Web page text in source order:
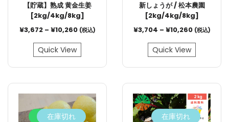
【貯蔵】熟成 黄金生姜
[2kg/4kg/8kg]
¥3,672 – ¥10,260 (税込)
Quick View
新しょうが / 松本農園
[2kg/4kg/8kg]
¥3,704 – ¥10,260 (税込)
Quick View
8.3%
在庫切れ 在庫切れ